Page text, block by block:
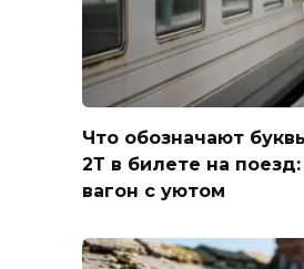
Что обозначают
2Т в билете на
вагон с уютом